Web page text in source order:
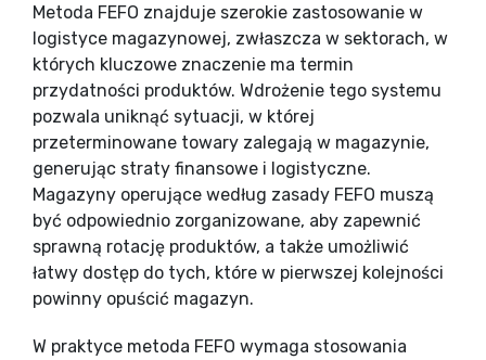
Metoda FEFO znajduje szerokie zastosowanie w
logistyce magazynowej, zwłaszcza w sektorach, w
których kluczowe znaczenie ma termin
przydatności produktów. Wdrożenie tego systemu
pozwala uniknąć sytuacji, w której
przeterminowane towary zalegają w magazynie,
generując straty finansowe i logistyczne.
Magazyny operujące według zasady FEFO muszą
być odpowiednio zorganizowane, aby zapewnić
sprawną rotację produktów, a także umożliwić
łatwy dostęp do tych, które w pierwszej kolejności
powinny opuścić magazyn.
W praktyce metoda FEFO wymaga stosowania